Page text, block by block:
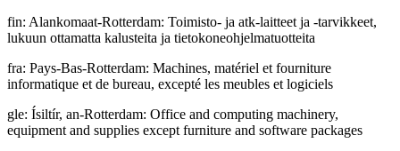
fin: Alankomaat-Rotterdam: Toimisto- ja atk-laitteet ja -tarvikkeet,
lukuun ottamatta kalusteita ja tietokoneohjelmatuotteita
fra: Pays-Bas-Rotterdam: Machines, matériel et fourniture
informatique et de bureau, excepté les meubles et logiciels
gle: Ísiltír, an-Rotterdam: Office and computing machinery,
equipment and supplies except furniture and software packages